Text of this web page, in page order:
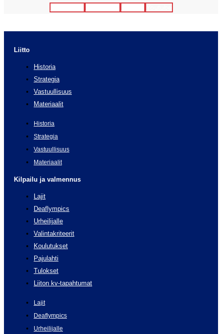
Liitto
Historia
Strategia
Vastuullisuus
Materiaalit
Historia
Strategia
Vastuullisuus
Materiaalit
Kilpailu ja valmennus
Lajit
Deaflympics
Urheilijalle
Valintakriteerit
Koulutukset
Pajulahti
Tulokset
Liiton kv-tapahtumat
Lajit
Deaflympics
Urheilijalle